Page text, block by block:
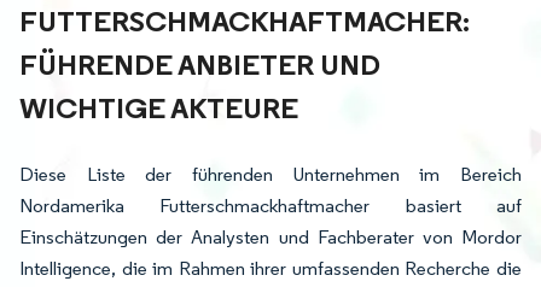
FUTTERSCHMACKHAFTMACHER:
FÜHRENDE ANBIETER UND
WICHTIGE AKTEURE
Diese Liste der führenden Unternehmen im Bereich
Nordamerika Futterschmackhaftmacher basiert auf
Einschätzungen der Analysten und Fachberater von Mordor
Intelligence, die im Rahmen ihrer umfassenden Recherche die